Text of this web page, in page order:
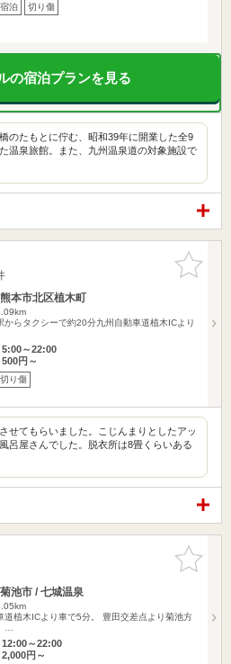
宿泊 切り傷
の宿泊プランを見る
のたもとに佇む、昭和39年に開業した全9
温泉旅館。また、九州温泉道の対象施設で
お気に入
りに追加
本市北区植木町
からタクシーで約20分九州自動車道植木ICより
～22:00
円～
切り傷
せてもらいました。こじんまりとしたアッ
呂屋さんでした。脱衣所は8畳くらいある
お気に入
りに追加
池市 / 七城温泉
道植木ICより車で5分。 豊田交差点より菊池方
…
～22:00
円～